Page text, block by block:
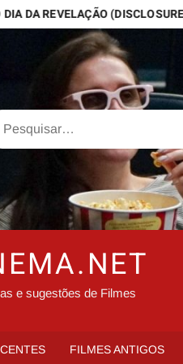
REVELAÇÃO (DISCLOSURE DAY
e sugestões de Filmes
FILMES ANTIGOS